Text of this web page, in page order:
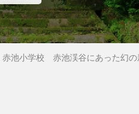
赤池小学校 赤池渓谷にあった幻の